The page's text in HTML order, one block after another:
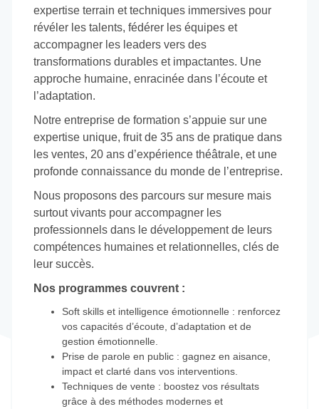
expertise terrain et techniques immersives pour
révéler les talents, fédérer les équipes et
accompagner les leaders vers des
transformations durables et impactantes. Une
approche humaine, enracinée dans l’écoute et
l’adaptation.
Notre entreprise de formation s’appuie sur une
expertise unique, fruit de 35 ans de pratique dans
les ventes, 20 ans d’expérience théâtrale, et une
profonde connaissance du monde de l’entreprise.
Nous proposons des parcours sur mesure mais
surtout vivants pour accompagner les
professionnels dans le développement de leurs
compétences humaines et relationnelles, clés de
leur succès.
Nos programmes couvrent :
Soft skills et intelligence émotionnelle : renforcez
vos capacités d’écoute, d’adaptation et de
gestion émotionnelle.
Prise de parole en public : gagnez en aisance,
impact et clarté dans vos interventions.
Techniques de vente : boostez vos résultats
grâce à des méthodes modernes et